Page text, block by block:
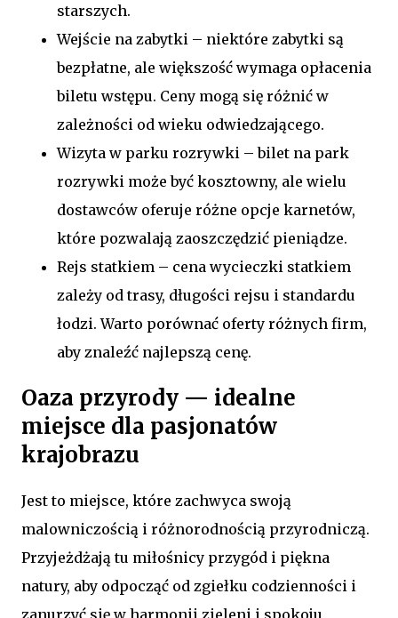
starszych.
Wejście na zabytki – niektóre zabytki są
bezpłatne, ale większość wymaga opłacenia
biletu wstępu. Ceny mogą się różnić w
zależności od wieku odwiedzającego.
Wizyta w parku rozrywki – bilet na park
rozrywki może być kosztowny, ale wielu
dostawców oferuje różne opcje karnetów,
które pozwalają zaoszczędzić pieniądze.
Rejs statkiem – cena wycieczki statkiem
zależy od trasy, długości rejsu i standardu
łodzi. Warto porównać oferty różnych firm,
aby znaleźć najlepszą cenę.
Oaza przyrody — idealne
miejsce dla pasjonatów
krajobrazu
Jest to miejsce, które zachwyca swoją
malowniczością i różnorodnością przyrodniczą.
Przyjeżdżają tu miłośnicy przygód i piękna
natury, aby odpocząć od zgiełku codzienności i